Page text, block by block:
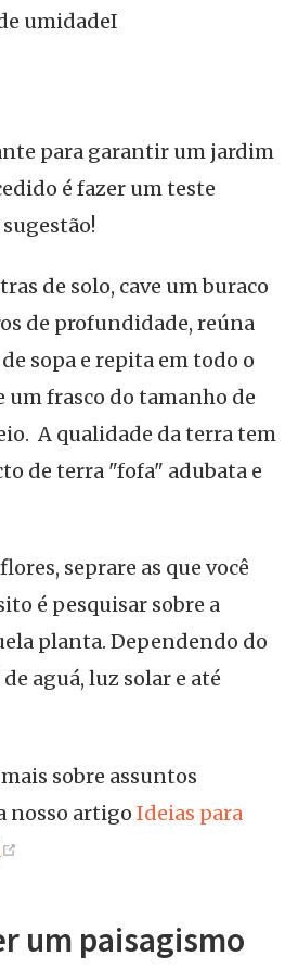
umidadeI
para garantir um jardim
é fazer um teste
sugestão!
de solo, cave um buraco
de profundidade, reúna
sopa e repita em todo o
um frasco do tamanho de
A qualidade da terra tem
de terra "fofa" adubata e
seprare as que você
é pesquisar sobre a
planta. Dependendo do
aguá, luz solar e até
sobre assuntos
nosso artigo Ideias para
um paisagismo